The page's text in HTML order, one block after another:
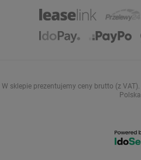
W sklepie prezentujemy ceny brutto (z VAT).
Polska